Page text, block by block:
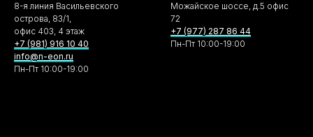
8-я линия Васильевского
острова, 83/1,
офис 403, 4 этаж
+7 (981) 916 10 40
info@n-eon.ru
Пн-Пт 10:00-19:00
Можайское шоссе, д.5 офис
72
+7 (977) 287 86 44
Пн-Пт 10:00-19:00